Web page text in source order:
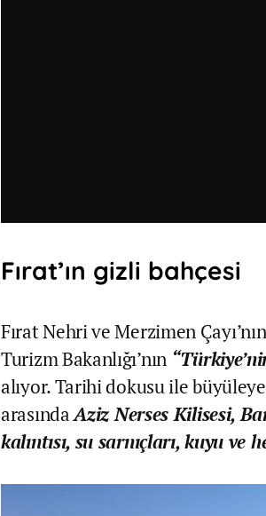
Fırat’ın gizli bahçesi
Fırat Nehri ve Merzimen
Turizm Bakanlığı’nın
alıyor. Tarihi dokusu ile
arasındaAziz Nerses Kilisesi,
kalıntısı, su sarnıçları, kuyu ve